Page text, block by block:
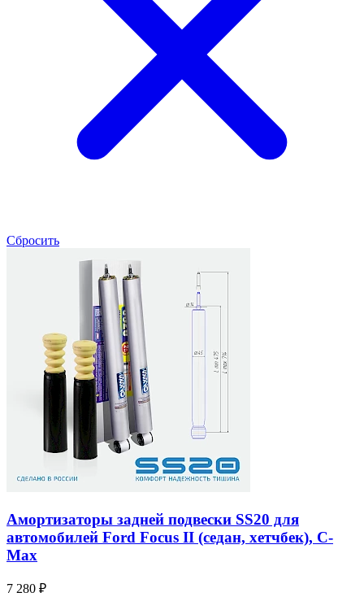
Сбросить
Амортизаторы задней подвески SS20 для
автомобилей Ford Focus II (седан, хетчбек), C-
Max
7 280 ₽